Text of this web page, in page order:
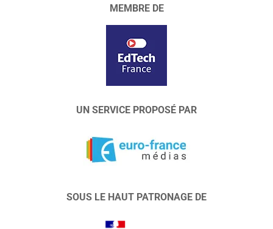
MEMBRE DE
UN SERVICE PROPOSÉ PAR
SOUS LE HAUT PATRONAGE DE